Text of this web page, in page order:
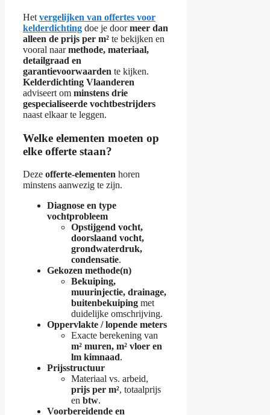
Het vergelijken van offertes voor
kelderdichting doe je doormeer dan
alleen de prijs per m² te bekijken en
vooral naarmethode, materiaal,
detailgraad en
garantievoorwaarden te kijken.
Kelderdichting Vlaanderen
adviseert om minstens drie
gespecialiseerde vochtbestrijders
naast elkaar te leggen.
Welke elementen moeten op
elke offerte staan?
Deze offerte-elementen horen
minstens aanwezig te zijn.
Diagnose en type
vochtprobleem
Opstijgend vocht,
doorslaand vocht,
grondwaterdruk,
condensatie.
Gekozen methode(n)
Bekui­ping,
muurinjectie, drainage,
buitenbekuiping met
duidelijke omschrijving.
Oppervlakte / lopende meters
Exacte berekening van
m² muren, m² vloer en
lm kimnaad.
Prijsstructuur
Materiaal vs. arbeid,
prijs per m², totaalprijs
en btw.
Voorbereidende en